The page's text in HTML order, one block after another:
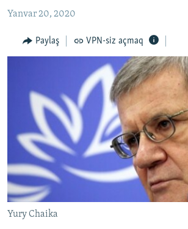
FƏRQƏ BAX
QANUNI DOĞRU
VIDEO
FOTOQALEREYA
İNFOQRAFIKA
KARIKATURA
RADIO ARXIV
OXU ZALI
AZƏRBAYCAN ƏDƏBIYYATI KITABXANASI
İSLAM VƏ DEMOKRATIYA
İZ - MƏDƏNIYYƏT PROQRAMI
HAQQIMIZDA
MISSIYAMIZ
PEŞƏ ETIKASI VƏ JURNALISTIKA STANDARTLARIMIZ
MATERIALLARIMIZDAN ISTIFADƏ
AZADLIQRADIOSU MOBIL TELEFONUNUZDA
BIZI IZLƏ
RFE/RL-in bütün saytları
Yanvar 20, 2020
Paylaş VPN-siz açmaq
Yury Chaika